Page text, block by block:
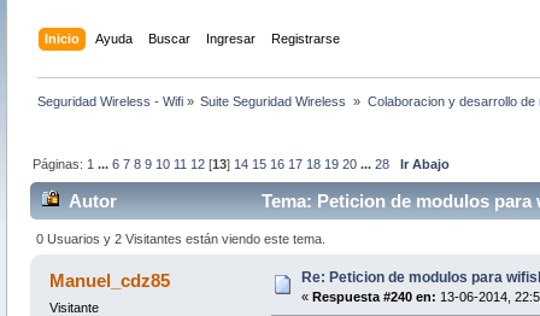
Inicio Ayuda Buscar Ingresar Registrarse
Seguridad Wireless - Wifi » Suite Seguridad Wireless » Colaboracion y desarrollo de
Páginas: 1 ...6 7 8 9 10 11 12 [13] 14 15 16 17 18 19 20 ...28 Ir Abajo
Autor Tema: Peticion de modulos
0 Usuarios y 2 Visitantes están viendo este tema.
Manuel_cdz85
Visitante
Re: Peticion de modulos para
« Respuesta #240 en: 13-06-2014,